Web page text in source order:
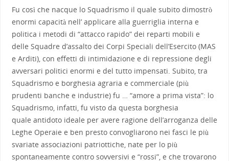
Fu così che nacque lo Squadrismo il quale subito dimostrò
enormi capacità nell’ applicare alla guerriglia interna e
politica i metodi di “attacco rapido” dei reparti mobili e
delle Squadre d’assalto dei Corpi Speciali dell’Esercito (MAS
e Arditi), con effetti di intimidazione e di repressione degli
avversari politici enormi e del tutto impensati. Subito, tra
Squadrismo e borghesia agraria e commerciale (più
prudenti banche e industrie) fu … “amore a prima vista”: lo
Squadrismo, infatti, fu visto da questa borghesia
quale antidoto ideale per avere ragione dell’arroganza delle
Leghe Operaie e ben presto convogliarono nei fasci le più
svariate associazioni patriottiche, nate per lo più
spontaneamente contro sovversivi e “rossi”, e che trovarono